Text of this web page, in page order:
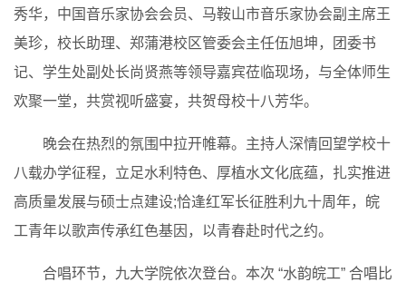
秀华，中国音乐家协会会员、马鞍山市音乐家协会副主席王
美珍，校长助理、郑蒲港校区管委会主任伍旭坤，团委书
记、学生处副处长尚贤燕等领导嘉宾莅临现场，与全体师生
欢聚一堂，共赏视听盛宴，共贺母校十八芳华。
晚会在热烈的氛围中拉开帷幕。主持人深情回望学校十
八载办学征程，立足水利特色、厚植水文化底蕴，扎实推进
高质量发展与硕士点建设;恰逢红军长征胜利九十周年，皖
工青年以歌声传承红色基因，以青春赴时代之约。
合唱环节，九大学院依次登台。本次 “水韵皖工” 合唱比